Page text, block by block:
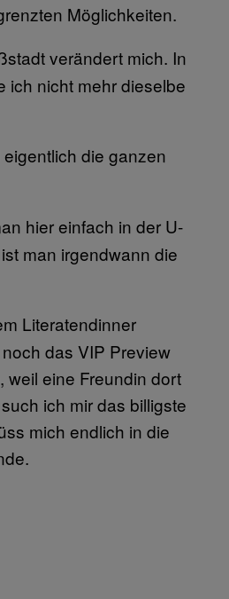
Möglichkeiten.
verändert mich. In
ich nicht mehr dieselbe
die ganzen
hier einfach in der U-
man irgendwann die
Literatendinner
das VIP Preview
weil eine Freundin dort
ich mir das billigste
mich endlich in die